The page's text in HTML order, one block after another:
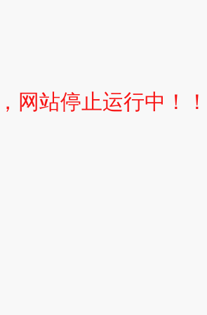
网站停止运行中！